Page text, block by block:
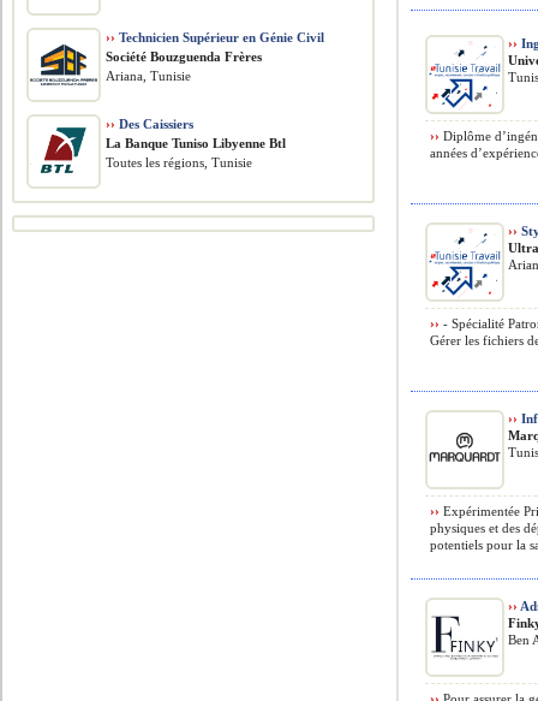
››
›› Diplôme
années
››
›› - Spécialité
Gérer les fichiers
››
›› Expérimentée
physiques et des
potentiels pour la
››
Ben
›› Technicien Supérieur en Génie Civil
Société Bouzguenda Frères
Ariana, Tunisie
›› Des Caissiers
La Banque Tuniso Libyenne Btl
Toutes les régions, Tunisie